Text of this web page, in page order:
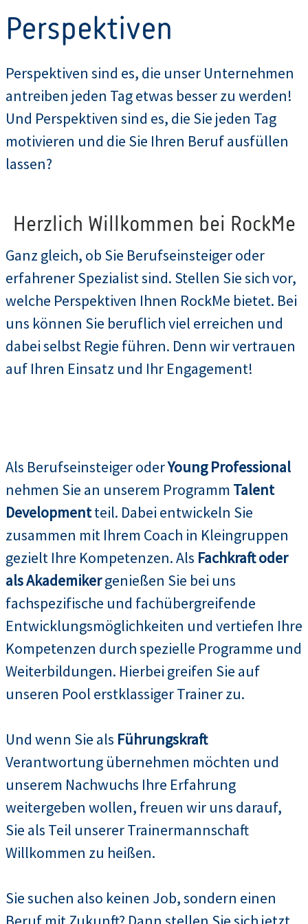
Perspektiven
Perspektiven sind es, die unser Unternehmen
antreiben jeden Tag etwas besser zu werden!
Und Perspektiven sind es, die Sie jeden Tag
motivieren und die Sie Ihren Beruf ausfüllen
lassen?
Herzlich Willkommen bei RockMe
Ganz gleich, ob Sie Berufseinsteiger oder
erfahrener Spezialist sind. Stellen Sie sich vor,
welche Perspektiven Ihnen RockMe bietet. Bei
uns können Sie beruflich viel erreichen und
dabei selbst Regie führen. Denn wir vertrauen
auf Ihren Einsatz und Ihr Engagement!
Als Berufseinsteiger oderYoung Professional
nehmen Sie an unserem Programm Talent
Developmentteil. Dabei entwickeln Sie
zusammen mit Ihrem Coach in Kleingruppen
gezielt Ihre Kompetenzen. Als Fachkraft oder
als Akademikergenießen Sie bei uns
fachspezifische und fachübergreifende
Entwicklungsmöglichkeiten und vertiefen Ihre
Kompetenzen durch spezielle Programme und
Weiterbildungen. Hierbei greifen Sie auf
unseren Pool erstklassiger Trainer zu.
Und wenn Sie als Führungskraft
Verantwortung übernehmen möchten und
unserem Nachwuchs Ihre Erfahrung
weitergeben wollen, freuen wir uns darauf,
Sie als Teil unserer Trainermannschaft
Willkommen zu heißen.
Sie suchen also keinen Job, sondern einen